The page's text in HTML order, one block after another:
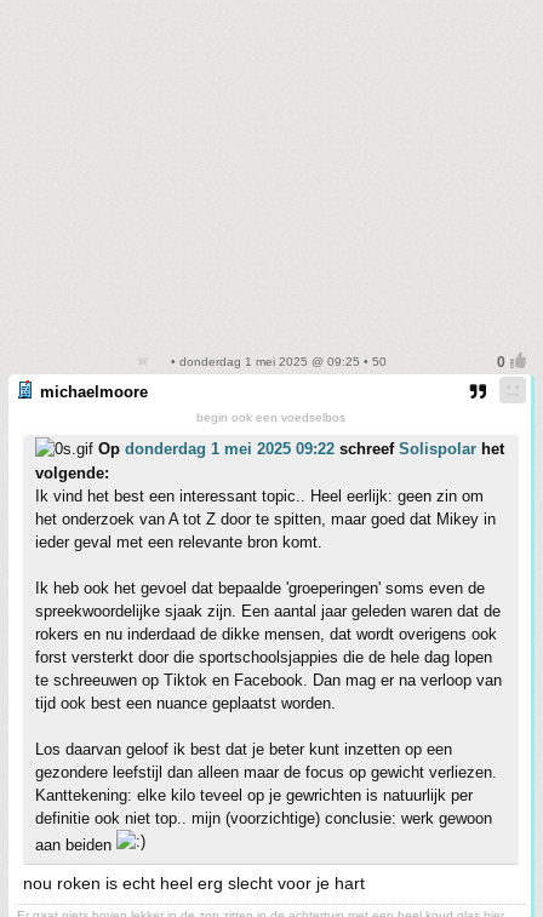
• donderdag 1 mei 2025 @ 09:25 • 50
michaelmoore
begin ook een voedselbos
Op donderdag 1 mei 2025 09:22 schreef Solispolar het
volgende:
Ik vind het best een interessant topic.. Heel eerlijk: geen zin om
het onderzoek van A tot Z door te spitten, maar goed dat Mikey in
ieder geval met een relevante bron komt.
Ik heb ook het gevoel dat bepaalde 'groeperingen' soms even de
spreekwoordelijke sjaak zijn. Een aantal jaar geleden waren dat de
rokers en nu inderdaad de dikke mensen, dat wordt overigens ook
forst versterkt door die sportschoolsjappies die de hele dag lopen
te schreeuwen op Tiktok en Facebook. Dan mag er na verloop van
tijd ook best een nuance geplaatst worden.
Los daarvan geloof ik best dat je beter kunt inzetten op een
gezondere leefstijl dan alleen maar de focus op gewicht verliezen.
Kanttekening: elke kilo teveel op je gewrichten is natuurlijk per
definitie ook niet top.. mijn (voorzichtige) conclusie: werk gewoon
aan beiden
nou roken is echt heel erg slecht voor je hart